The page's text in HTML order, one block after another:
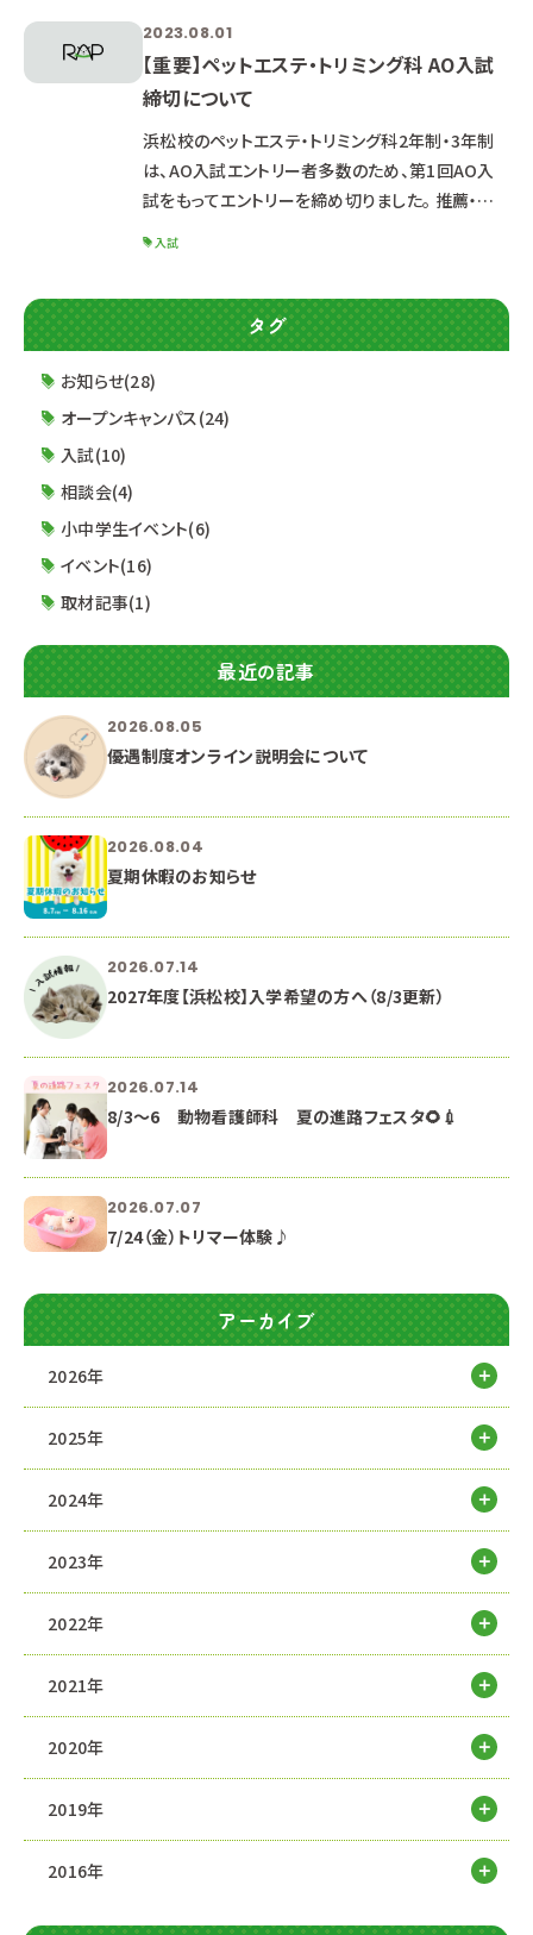
■ 優秀生優遇制度（特待生・通学支援生）について
出願資格・特典・試験日程 選考までの流れ 求める
人材像 面接試験について 筆記試験について 小論
文試験について ■配布資料■ 優秀生優遇制度概
要 2023年度優秀
2023.08.01
【重要】ペットエステ・トリミング科 AO入試
締切について
浜松校のペットエステ・トリミング科2年制・3年制
は、AO入試エントリー者多数のため、第1回AO入
試をもってエントリーを締め切りました。 推薦・一
ス科、動物海洋飼育・アクアリウム科は引き続き第
2回AO入試エントリー受付中です。 詳細は入試相
談係までお問い合わせください。 Mail：
entry@rap.ac.jp TEL：053-455-2550
入試
タグ
お知らせ(28)
オープンキャンパス(24)
入試(10)
相談会(4)
小中学生イベント(6)
イベント(16)
取材記事(1)
最近の記事
2026.08.05
優遇制度オンライン説明会について
2026.08.04
夏期休暇のお知らせ
2026.07.14
2027年度【浜松校】入学希望の方へ（8/3更新）
2026.07.14
8/3～6 動物看護師科 夏の進路フェスタ🌻💉
2026.07.07
7/24（金）トリマー体験♪
アーカイブ
2026年
2025年
2024年
2023年
2022年
2021年
2020年
2019年
2016年